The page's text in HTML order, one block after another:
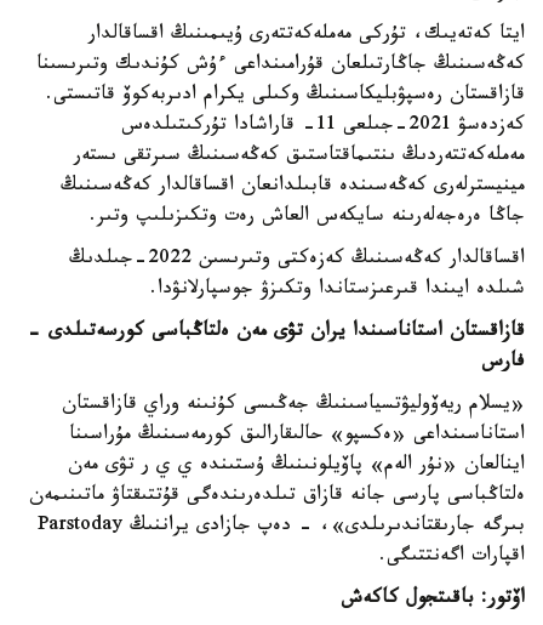
ايتا كەتەيىك، تۇركى مەملەكەتتەرى ۇيىمىنىڭ اقساقالدار
كەڭەسىنىڭ جاڭارتىلعان قۇرامىنداعى ءۇش كۇندىك وتىرىسىنا
قازاقستان رەسپۋبليكاسىنىڭ وكىلى يكرام ادىربەكوۆ قاتىستى.
كەزدەسۋ 2021-جىلعى 11- قاراشادا تۇركىتىلدەس
مەملەكەتتەردىڭ ىنتىماقتاستىق كەڭەسىنىڭ سىرتقى ىستەر
مينيسترلەرى كەڭەسىندە قابىلدانعان اقساقالدار كەڭەسىنىڭ
جاڭا ەرەجەلەرىنە سايكەس العاش رەت وتكىزىلىپ وتىر.
اقساقالدار كەڭەسىنىڭ كەزەكتى وتىرىسىن 2022-جىلدىڭ
شىلدە ايىندا قىرعىزستاندا وتكىزۋ جوسپارلانۋدا.
قازاقستان استاناسىندا يران تۋى مەن ەلتاڭباسى كورسەتىلدى -
فارس
«يسلام ريەۆوليۋتسياسىنىڭ جەڭىسى كۇنىنە وراي قازاقستان
استاناسىنداعى «ەكسپو» حالىقارالىق كورمەسىنىڭ مۇراسىنا
اينالعان «نۇر الەم» پاۆيلونىنىڭ ۇستىندە ي ي ر تۋى مەن
ەلتاڭباسى پارسى جانە قازاق تىلدەرىندەگى قۇتتىقتاۋ ماتىنىمەن
بىرگە جارىقتاندىرىلدى»، - دەپ جازادى يراننىڭ Parstoday
اقپارات اگەنتتىگى.
اۆتور: باقىتجول كاكەش